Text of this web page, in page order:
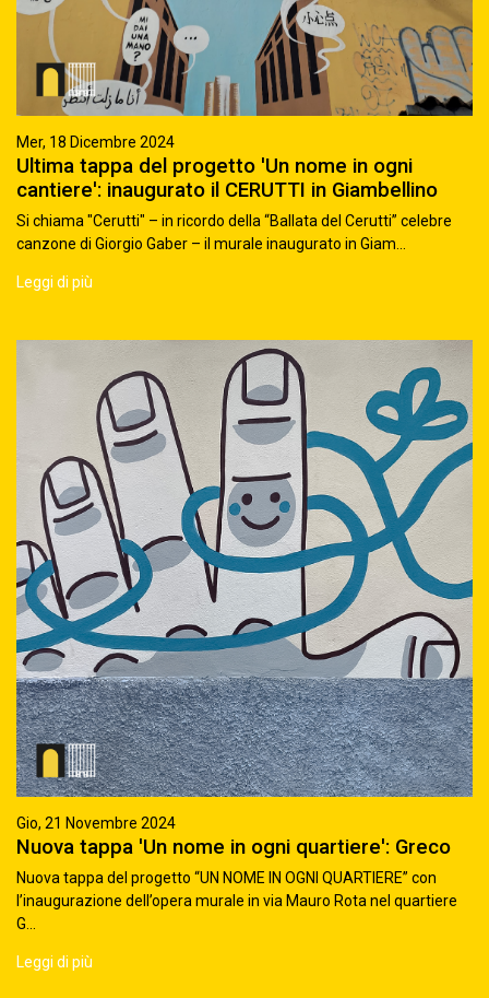
Mer, 18 Dicembre 2024
Ultima tappa del progetto 'Un nome in ogni
cantiere': inaugurato il CERUTTI in Giambellino
Si chiama "Cerutti" – in ricordo della “Ballata del Cerutti” celebre
canzone di Giorgio Gaber – il murale inaugurato in Giam...
Leggi di più
Gio, 21 Novembre 2024
Nuova tappa 'Un nome in ogni quartiere': Greco
Nuova tappa del progetto “UN NOME IN OGNI QUARTIERE” con
l’inaugurazione dell’opera murale in via Mauro Rota nel quartiere
G...
Leggi di più